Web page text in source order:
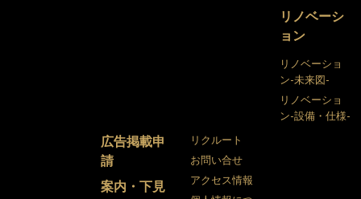
リノベーシ
ョン
リノベーショ
ン-未来図-
リノベーショ
ン-設備・仕様-
広告掲載申
請
案内・下見
リクルート
お問い合せ
アクセス情報